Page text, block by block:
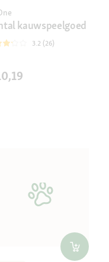
kauwspeelgoed
3.2 (26)